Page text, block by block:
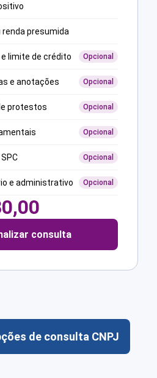
presumida
limite de crédito Opcional
e anotações Opcional
protestos Opcional
Opcional
Opcional
e administrativo Opcional
consulta
de consulta CNPJ